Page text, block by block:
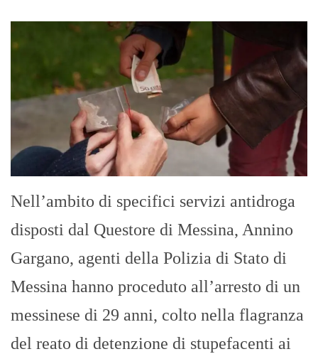
Nell’ambito di specifici servizi antidroga
disposti dal Questore di Messina, Annino
Gargano, agenti della Polizia di Stato di
Messina hanno proceduto all’arresto di un
messinese di 29 anni, colto nella flagranza
del reato di detenzione di stupefacenti ai